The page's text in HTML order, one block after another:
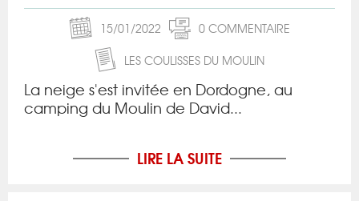
15/01/2022
0 COMMENTAIRE
LES COULISSES DU MOULIN
La neige s'est invitée en Dordogne, au
camping du Moulin de David...
LIRE LA SUITE